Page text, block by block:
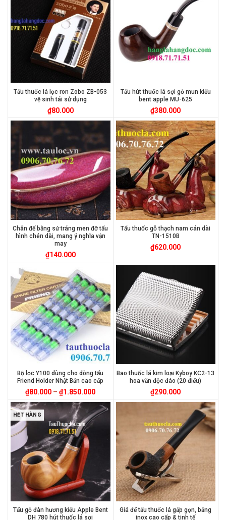
Tẩu thuốc lá lọc ron Zobo ZB-053
vệ sinh tái sử dụng
₫80.000
Tẩu hút thuốc lá sợi gỗ mun kiểu
bent apple MU-625
₫380.000
Chân đế bằng sứ tráng men đỡ tẩu
hình chén dài, mang ý nghĩa vận
may
₫140.000
Tẩu thuốc gỗ thạch nam cán dài
TN-1510B
₫620.000
Bộ lọc Y100 dùng cho dòng tẩu
Friend Holder Nhật Bản cao cấp
₫80.000 –₫1.850.000
Bao thuốc lá kim loại Kyboy KC2-13
hoa văn độc đáo (20 điếu)
₫290.000
HẾT HÀNG
Tẩu gỗ đàn hương kiểu Apple Bent
DH 780 hút thuốc lá sợi
Giá để tẩu thuốc lá gấp gọn, bằng
inox cao cấp & tinh tế